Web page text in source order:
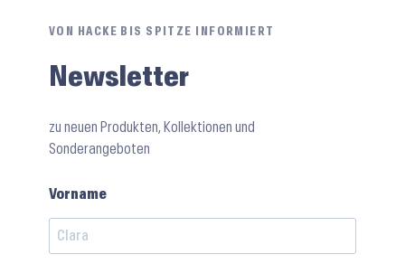
VON HACKE BIS SPITZE INFORMIERT
Newsletter
zu neuen Produkten, Kollektionen und
Sonderangeboten
Vorname